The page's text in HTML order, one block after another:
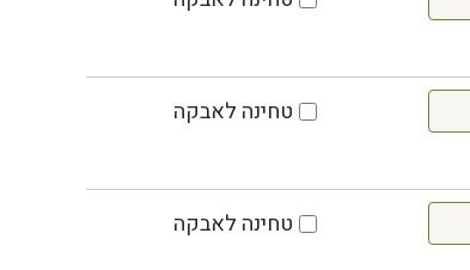
טחינה לאבקה
טחינה לאבקה